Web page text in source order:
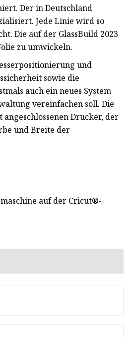
Der in Deutschland
Jede Linie wird so
Die auf der GlassBuild 2023
zu umwickeln.
und
sowie die
auch ein neues System
vereinfachen soll. Die
angeschlossenen Drucker, der
und Breite der
auf der Cricut®-